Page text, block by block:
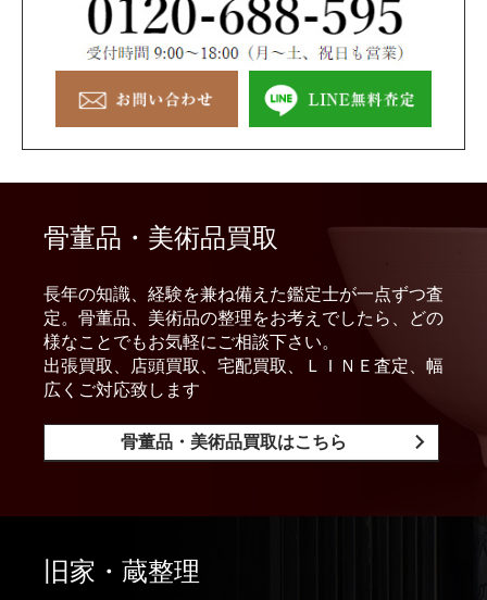
骨董品・美術品買取
長年の知識、経験を兼ね備えた鑑定士が一点ずつ査
定。骨董品、美術品の整理をお考えでしたら、どの
様なことでもお気軽にご相談下さい。
出張買取、店頭買取、宅配買取、ＬＩＮＥ査定、幅
広くご対応致します
骨董品・美術品買取はこちら
旧家・蔵整理